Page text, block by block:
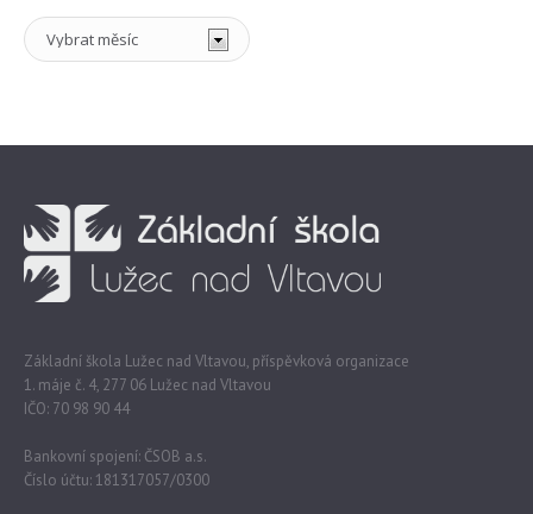
Archiv
Základní škola Lužec nad Vltavou, příspěvková organizace
1. máje č. 4, 277 06 Lužec nad Vltavou
IČO: 70 98 90 44
Bankovní spojení: ČSOB a.s.
Číslo účtu: 181317057/0300